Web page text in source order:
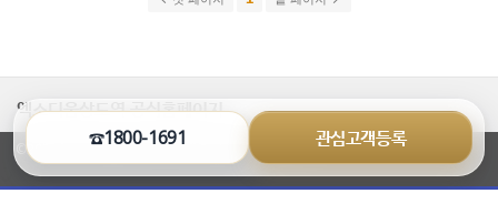
엑소디움상도역 공식홈페이지
©2026 bestsunglass.co.kr All Rights Reserved.
☎1800-1691 관심고객등록